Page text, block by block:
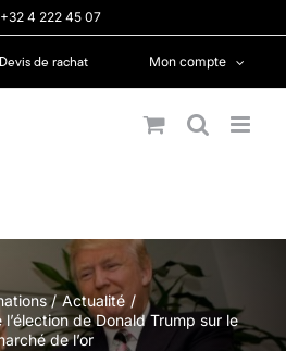
+32 4 222 45 07
Devis de rachat Mon compte
Actualité
de Donald Trump sur le
de l’or